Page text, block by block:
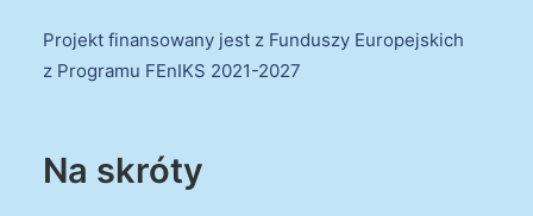
Projekt finansowany jest z Funduszy Europejskich
z Programu FEnIKS 2021-2027
Na skróty